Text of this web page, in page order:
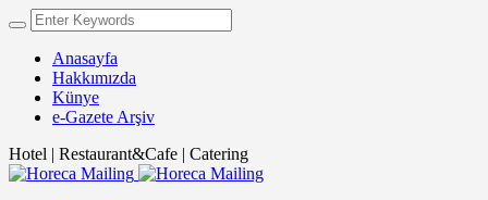
Anasayfa
Hakkımızda
Künye
e-Gazete Arşiv
Hotel | Restaurant&Cafe | Catering